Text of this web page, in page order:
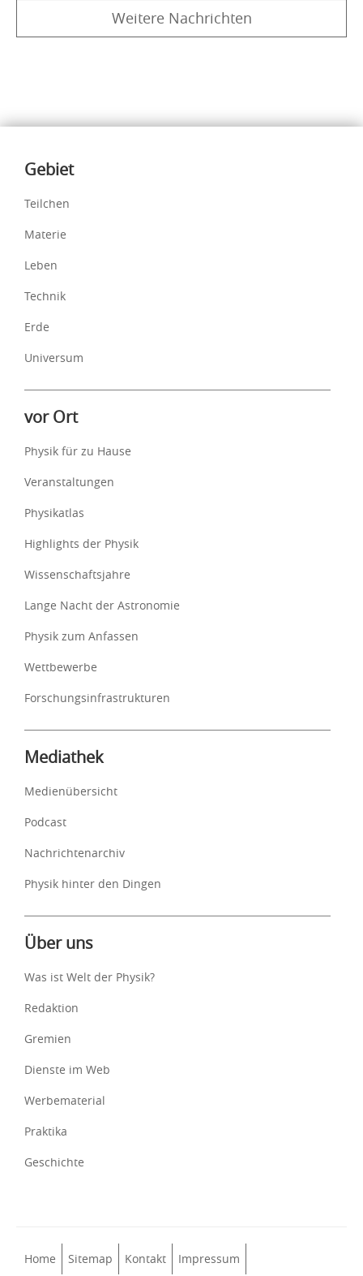
Weitere Nachrichten
Inhalte
Gebiet
Teilchen
Materie
Leben
Technik
Erde
Universum
vor Ort
Physik für zu Hause
Veranstaltungen
Physikatlas
Highlights der Physik
Wissenschaftsjahre
Lange Nacht der Astronomie
Physik zum Anfassen
Wettbewerbe
Forschungsinfrastrukturen
Mediathek
Medienübersicht
Podcast
Nachrichtenarchiv
Physik hinter den Dingen
Über uns
Was ist Welt der Physik?
Redaktion
Gremien
Dienste im Web
Werbematerial
Praktika
Geschichte
Home Sitemap Kontakt Impressum